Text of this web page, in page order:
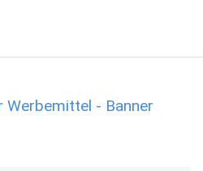
- Banner